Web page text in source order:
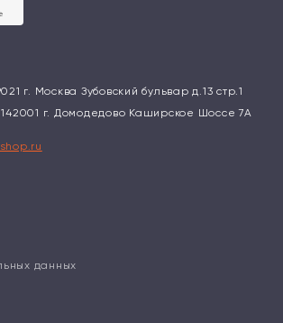
г. Москва Зубовский бульвар д.13 стр.1
г. Домодедово Каширское Шоссе 7А
данных